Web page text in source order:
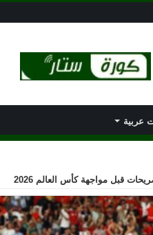
عربية
قبل مواجهة كأس العالم 2026